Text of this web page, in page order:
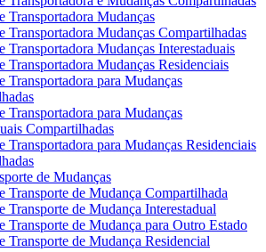
Transportadora Mudanças
Transportadora Mudanças Compartilhadas
Transportadora Mudanças Interestaduais
Transportadora Mudanças Residenciais
Transportadora para Mudanças
Transportadora para Mudanças
Compartilhadas
Transportadora para Mudanças Residenciais
de Mudanças
Transporte de Mudança Compartilhada
Transporte de Mudança Interestadual
Transporte de Mudança para Outro Estado
Transporte de Mudança Residencial